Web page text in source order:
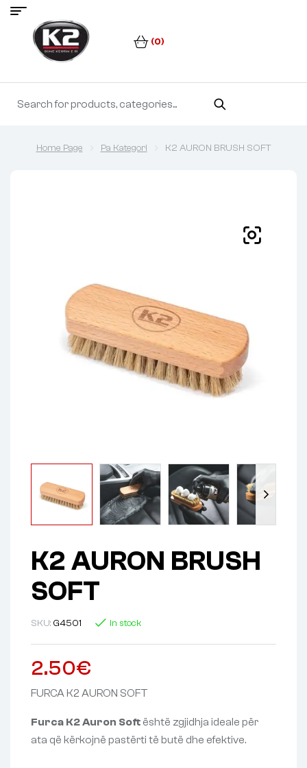
(0)
Home Page Pa Kategori K2 AURON BRUSH SOFT
K2 AURON BRUSH
SOFT
SKU: G4501 In stock
2.50€
FURCA K2 AURON SOFT
Furca K2 Auron Soft është zgjidhja ideale për
ata që kërkojnë pastërti të butë dhe efektive.